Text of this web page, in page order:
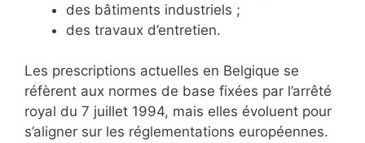
des bâtiments industriels ;
des travaux d’entretien.
Les prescriptions actuelles en Belgique se
réfèrent aux normes de base fixées par l’arrêté
royal du 7 juillet 1994, mais elles évoluent pour
s’aligner sur les réglementations européennes.